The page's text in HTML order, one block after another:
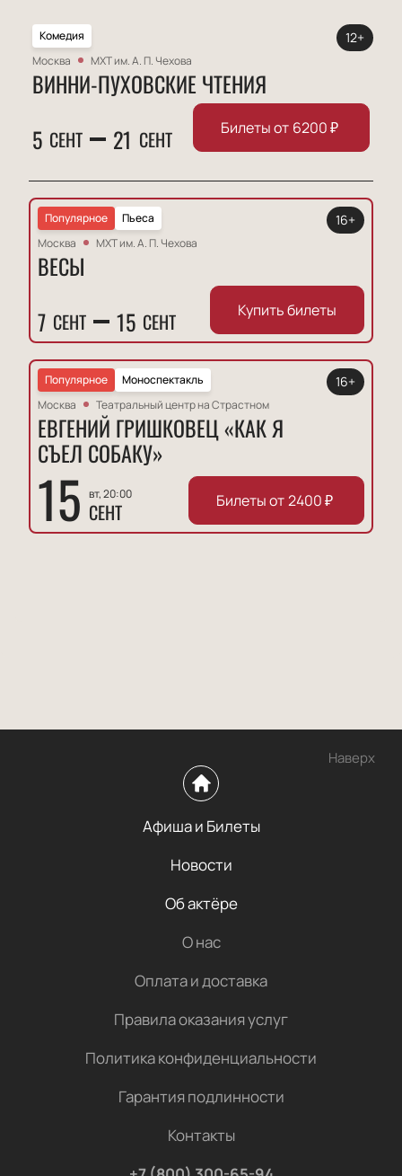
Комедия
Москва
МХТ им. А. П. Чехова
ВИННИ-ПУХОВСКИЕ ЧТЕНИЯ
5 СЕНТ 21 СЕНТ
12+
Билеты от 6200₽
Пьеса
Популярное
Москва
МХТ им. А. П. Чехова
ВЕСЫ
7 СЕНТ 15 СЕНТ
16+
Купить билеты
Моноспектакль
Популярное
Москва
Театральный центр на Страстном
ЕВГЕНИЙ ГРИШКОВЕЦ «КАК Я
СЪЕЛ СОБАКУ»
15 вт, 20:00
СЕНТ
16+
Билеты от2400₽
Наверх
Афиша и Билеты
Новости
Об актёре
О нас
Оплата и доставка
Правила оказания услуг
Политика конфиденциальности
Гарантия подлинности
Контакты